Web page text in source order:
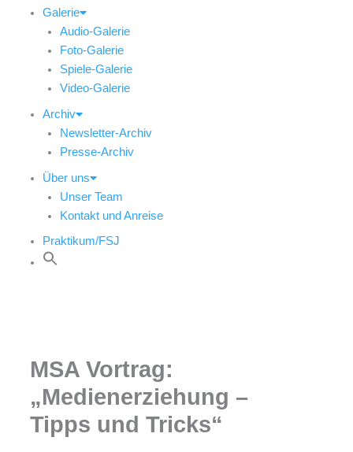
Galerie
Audio-Galerie
Foto-Galerie
Spiele-Galerie
Video-Galerie
Archiv
Newsletter-Archiv
Presse-Archiv
Über uns
Unser Team
Kontakt und Anreise
Praktikum/FSJ
MSA Vortrag:
„Medienerziehung –
Tipps und Tricks“